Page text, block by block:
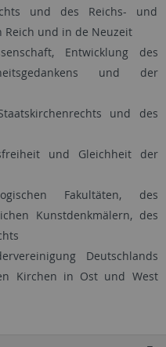
und des Reichs- und
Reich und in de Neuzeit
Entwicklung des
und der
und des
und Gleichheit der
Fakultäten, des
Kunstdenkmälern, des
Deutschlands
Kirchen in Ost und West